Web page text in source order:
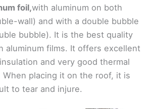
foil,with aluminum on both
wall) and with a double bubble
bubble). It is the best quality
aluminum films. It offers excellent
and very good thermal
When placing it on the roof, it is
to tear and injure.